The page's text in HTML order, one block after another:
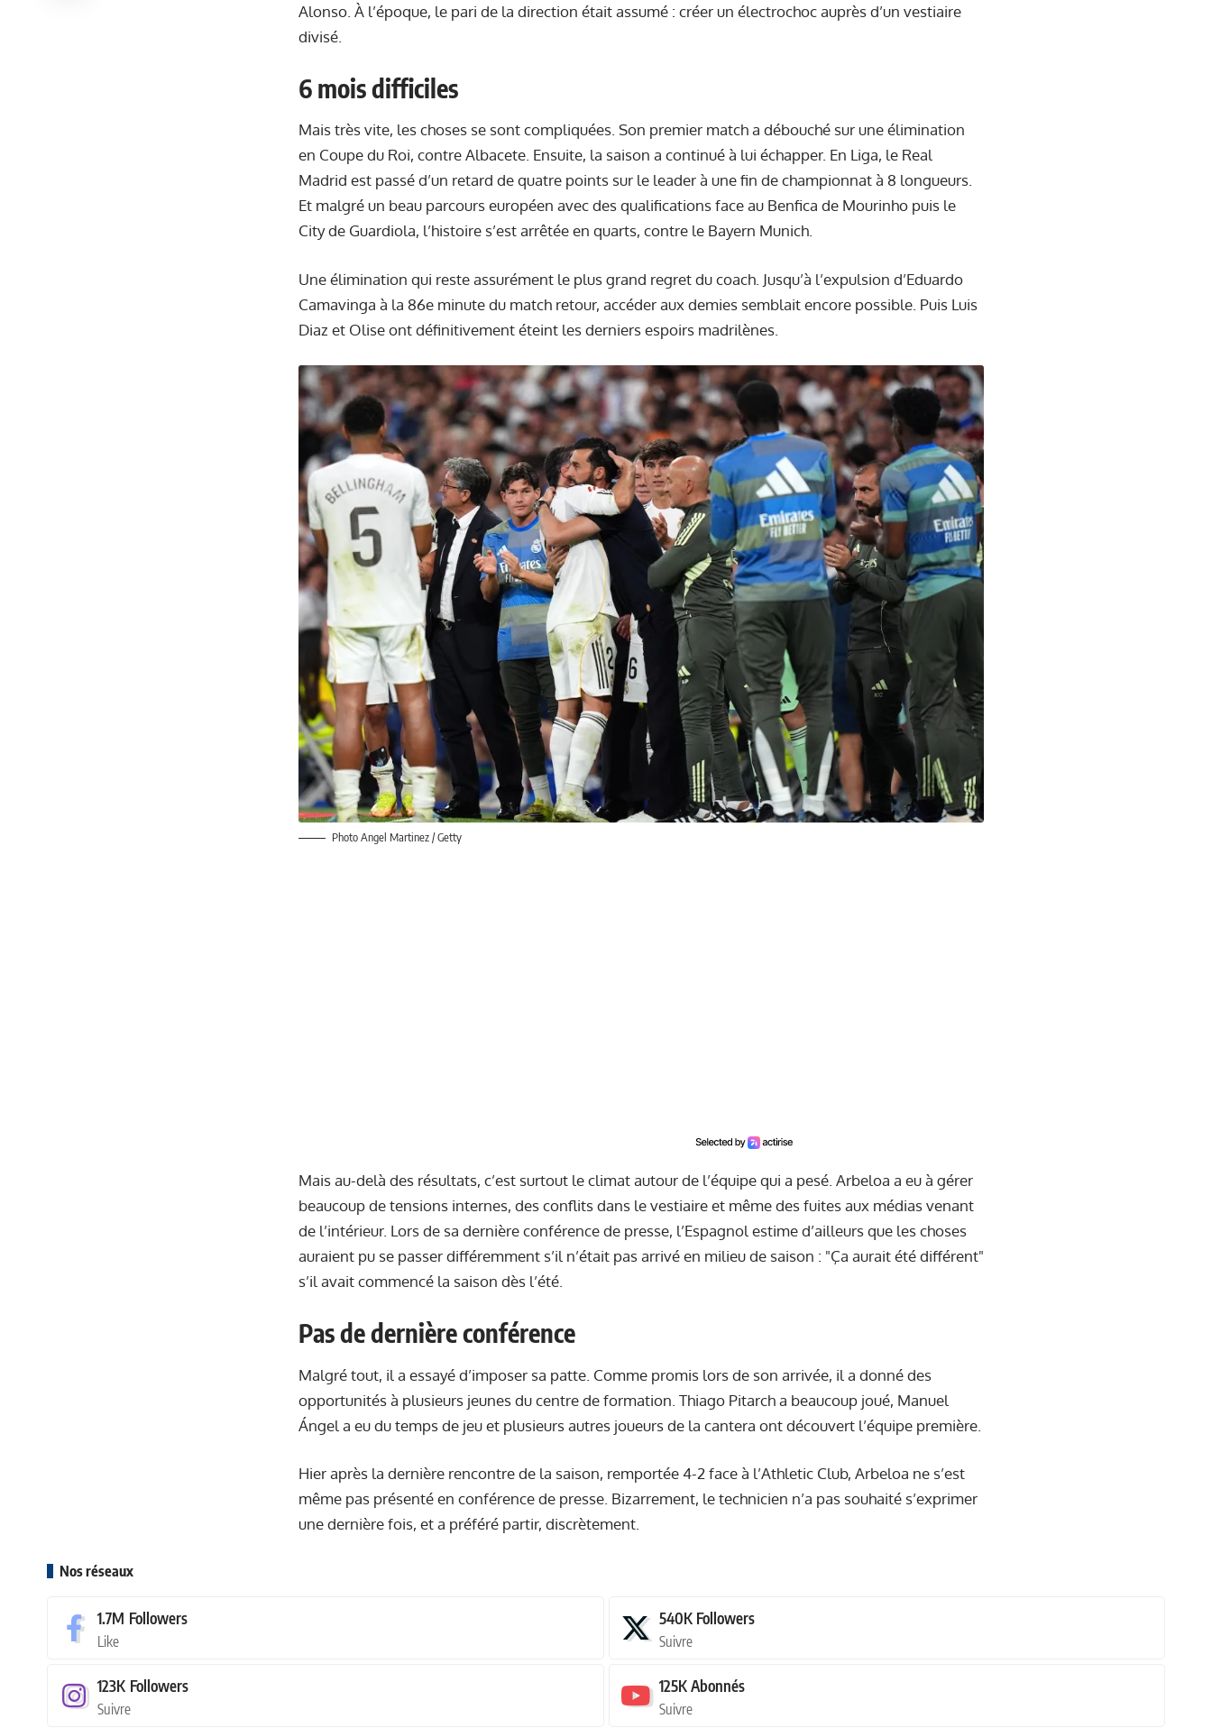
Alonso. À l’époque, le pari de la direction était assumé : créer un électrochoc auprès d’un vestiaire
divisé.
6 mois difficiles
Mais très vite, les choses se sont compliquées. Son premier match a débouché sur une élimination
en Coupe du Roi, contre Albacete. Ensuite, la saison a continué à lui échapper. En Liga, le Real
Madrid est passé d’un retard de quatre points sur le leader à une fin de championnat à 8 longueurs.
Et malgré un beau parcours européen avec des qualifications face au Benfica de Mourinho puis le
City de Guardiola, l’histoire s’est arrêtée en quarts, contre le Bayern Munich.
Une élimination qui reste assurément le plus grand regret du coach. Jusqu’à l’expulsion d’Eduardo
Camavinga à la 86e minute du match retour, accéder aux demies semblait encore possible. Puis Luis
Diaz et Olise ont définitivement éteint les derniers espoirs madrilènes.
Photo Angel Martinez / Getty
Mais au-delà des résultats, c’est surtout le climat autour de l’équipe qui a pesé. Arbeloa a eu à gérer
beaucoup de tensions internes, des conflits dans le vestiaire et même des fuites aux médias venant
de l’intérieur. Lors de sa dernière conférence de presse, l’Espagnol estime d’ailleurs que les choses
auraient pu se passer différemment s’il n’était pas arrivé en milieu de saison : "Ça aurait été différent"
s’il avait commencé la saison dès l’été.
Pas de dernière conférence
Malgré tout, il a essayé d’imposer sa patte. Comme promis lors de son arrivée, il a donné des
opportunités à plusieurs jeunes du centre de formation. Thiago Pitarch a beaucoup joué, Manuel
Ángel a eu du temps de jeu et plusieurs autres joueurs de la cantera ont découvert l’équipe première.
Hier après la dernière rencontre de la saison, remportée 4-2 face à l’Athletic Club, Arbeloa ne s’est
même pas présenté en conférence de presse. Bizarrement, le technicien n’a pas souhaité s’exprimer
une dernière fois, et a préféré partir, discrètement.
Nos réseaux
1.7M Followers
Like
540K Followers
Suivre
123K Followers
Suivre
125KAbonnés
Suivre